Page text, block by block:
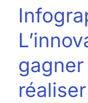
gagner
réaliser